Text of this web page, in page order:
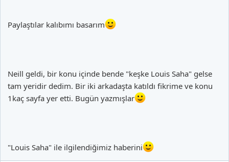
Paylaştılar kalıbımı basarım
Neill geldi, bir konu içinde bende "keşke Louis Saha" gelse
tam yeridir dedim. Bir iki arkadaşta katıldı fikrime ve konu
1kaç sayfa yer etti. Bugün yazmışlar
"Louis Saha" ile ilgilendiğimiz haberini